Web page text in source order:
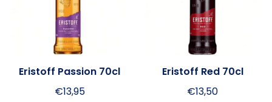
Eristoff Passion 70cl
€13,95
Eristoff Red 70cl
€13,50